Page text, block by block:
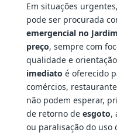
Em situações
pode ser procurada
emergencial no
preço, sempre com
qualidade e
imediato é oferecido
comércios,
não podem esperar,
de retorno de esgoto,
ou paralisação do uso